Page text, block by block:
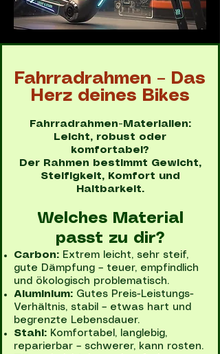
Fahrradrahmen – Das
Herz deines Bikes
Fahrradrahmen-Materialien:
Leicht, robust oder
komfortabel?
Der Rahmen bestimmt Gewicht,
Steifigkeit, Komfort und
Haltbarkeit.
Welches Material
passt zu dir?
Carbon: Extrem leicht, sehr steif,
gute Dämpfung – teuer, empfindlich
und ökologisch problematisch.
Aluminium: Gutes Preis-Leistungs-
Verhältnis, stabil – etwas hart und
begrenzte Lebensdauer.
Stahl: Komfortabel, langlebig,
reparierbar – schwerer, kann rosten.